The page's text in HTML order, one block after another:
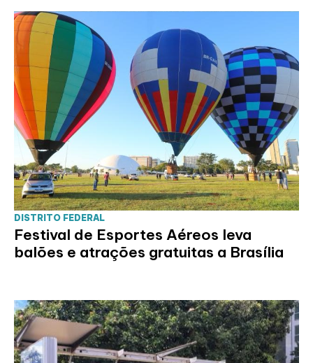
DISTRITO FEDERAL
Festival de Esportes Aéreos leva
balões e atrações gratuitas a Brasília